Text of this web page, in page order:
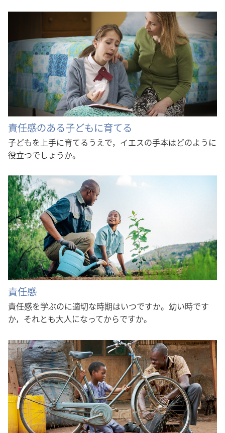
責任感のある子どもに育てる
子どもを上手に育てるうえで，イエスの手本はどのように
役立つでしょうか。
責任感
責任感を学ぶのに適切な時期はいつですか。幼い時です
か，それとも大人になってからですか。